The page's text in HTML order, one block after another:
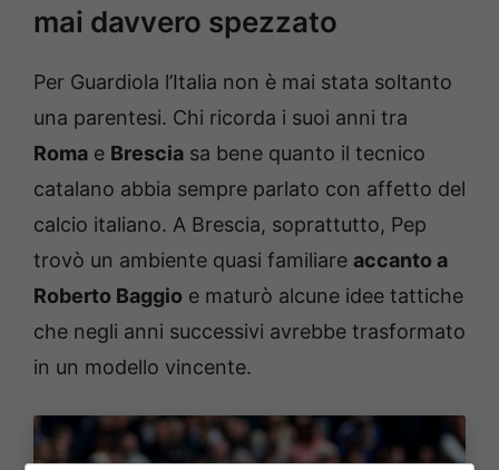
mai davvero spezzato
Per Guardiola l’Italia non è mai stata soltanto
una parentesi. Chi ricorda i suoi anni tra
Roma e Brescia sa bene quanto il tecnico
catalano abbia sempre parlato con affetto del
calcio italiano. A Brescia, soprattutto, Pep
trovò un ambiente quasi familiare accanto a
Roberto Baggio e maturò alcune idee tattiche
che negli anni successivi avrebbe trasformato
in un modello vincente.